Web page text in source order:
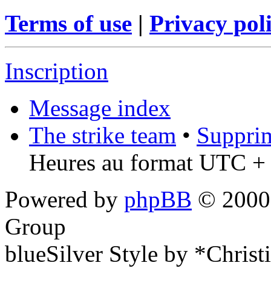
Terms of use | Privacy
Inscription
Message index
The strike team •
Heures au format UTC
Powered by phpBB ©
Group
blueSilver Style by